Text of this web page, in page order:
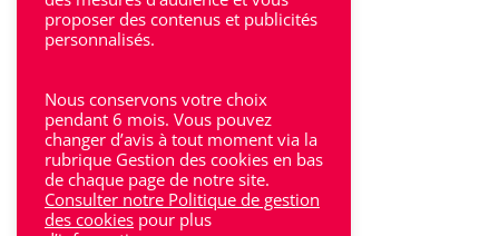
Bron
Lyon
Lyon 6
proposer des contenus et publicités
personnalisés.
Nous conservons votre choix
pendant 6 mois. Vous pouvez
changer d’avis à tout moment via la
rubrique Gestion des cookies en bas
de chaque page de notre site.
Consulter notre Politique de gestion
des cookies pour plus